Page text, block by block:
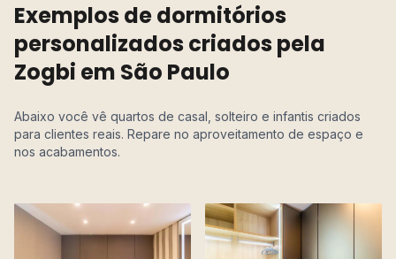
Exemplos de dormitórios
personalizados criados pela
Zogbi em São Paulo
Abaixo você vê quartos de casal, solteiro e infantis criados
para clientes reais. Repare no aproveitamento de espaço e
nos acabamentos.